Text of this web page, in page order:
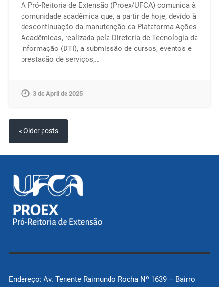
A Pró-Reitoria de Extensão (Proex/UFCA) comunica à
comunidade acadêmica que, a partir de hoje, devido à
descontinuação da manutenção da Plataforma Ações
Acadêmicas, realizada pela Diretoria de Tecnologia da
Informação (DTI), a submissão de cursos, eventos e
prestação de serviços,…
3 de April de 2025
« Older posts
Endereço: Av. Tenente Raimundo Rocha Nº 1639 – Bairro